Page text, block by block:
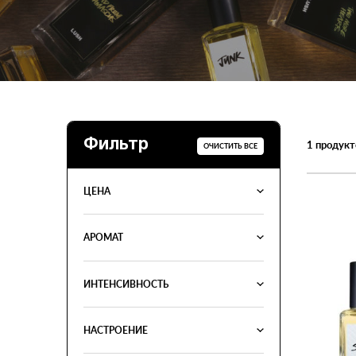
Фильтр
ЦЕНА
АРОМАТ
ИНТЕНСИВНОСТЬ
НАСТРОЕНИЕ
ОЧИСТИТЬ ВСЕ 1